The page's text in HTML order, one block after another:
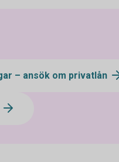
– ansök om privatlån